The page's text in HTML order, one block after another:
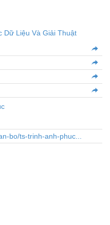
Dữ Liệu Và Giải Thuật
bo/ts-trinh-anh-phuc...